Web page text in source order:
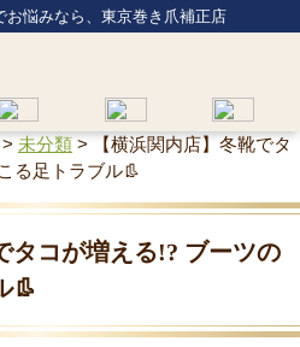
お悩みなら、東京巻き爪補正店
> 未分類 >
【横浜関内店】冬靴でタ
る足トラブル👢
タコが増える!? ブーツの
👢